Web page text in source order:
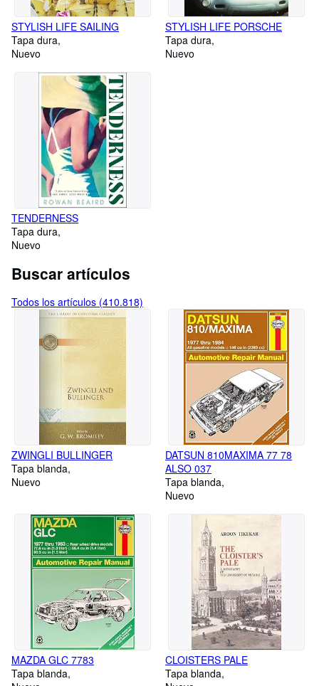
STYLISH LIFE SAILING
Tapa dura
Nuevo
STYLISH LIFE PORSCHE
Tapa dura
Nuevo
TENDERNESS
Tapa dura
Nuevo
Buscar artículos
Todos los artículos (410.818)
ZWINGLI BULLINGER
Tapa blanda
Nuevo
DATSUN 810MAXIMA 77 78
ALSO 037
Tapa blanda
Nuevo
MAZDA GLC 7783
Tapa blanda
CLOISTERS PALE
Tapa blanda